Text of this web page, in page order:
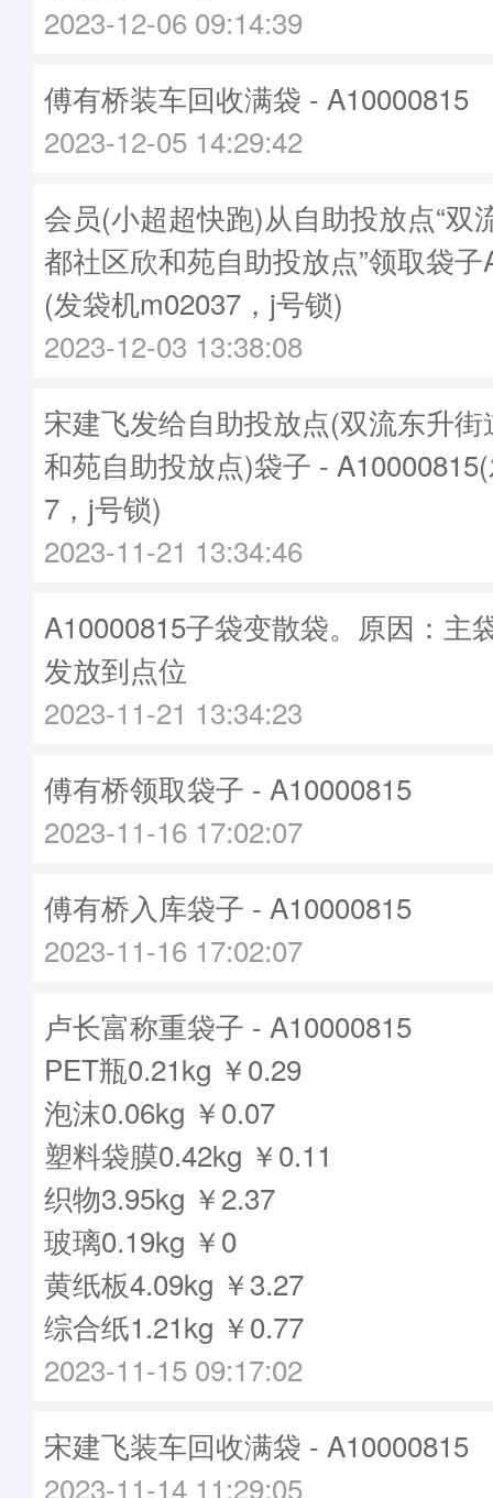
2023-12-06 09:14:39
傅有桥装车回收满袋 - A10000815
2023-12-05 14:29:42
会员(小超超快跑)从自助投放点“双
都社区欣和苑自助投放点”领取袋子
(发袋机m02037，j号锁)
2023-12-03 13:38:08
宋建飞发给自助投放点(双流东升
和苑自助投放点)袋子 -
7，j号锁)
2023-11-21 13:34:46
A10000815子袋变散袋。原因：主
发放到点位
2023-11-21 13:34:23
傅有桥领取袋子 - A10000815
2023-11-16 17:02:07
傅有桥入库袋子 - A10000815
2023-11-16 17:02:07
卢长富称重袋子 - A10000815
PET瓶0.21kg ￥0.29
泡沫0.06kg ￥0.07
塑料袋膜0.42kg ￥0.11
织物3.95kg ￥2.37
玻璃0.19kg ￥0
黄纸板4.09kg ￥3.27
综合纸1.21kg ￥0.77
2023-11-15 09:17:02
宋建飞装车回收满袋 - A10000815
2023-11-14 11:29:05